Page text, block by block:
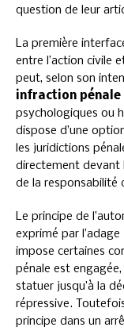
question de leur
La première
entre l’action civile
peut, selon son
infraction pénale
psychologiques ou
dispose d’une
les juridictions
directement devant
de la responsabilité
Le principe de
exprimé par
impose certaines
pénale est engagée,
statuer jusqu’à la
répressive.
principe dans un